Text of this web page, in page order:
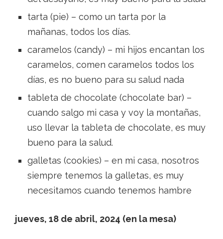
tarta (pie) – como un tarta por la
mañanas, todos los días.
caramelos (candy) – mi hijos encantan los
caramelos, comen caramelos todos los
días, es no bueno para su salud nada
tableta de chocolate (chocolate bar) –
cuando salgo mi casa y voy la montañas,
uso llevar la tableta de chocolate, es muy
bueno para la salud.
galletas (cookies) – en mi casa, nosotros
siempre tenemos la galletas, es muy
necesitamos cuando tenemos hambre
jueves, 18 de abril, 2024 (en la mesa)